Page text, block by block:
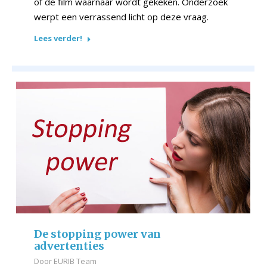
werpt een verrassend licht op deze vraag.
Lees verder!
De stopping power van
advertenties
Door EURIB Team